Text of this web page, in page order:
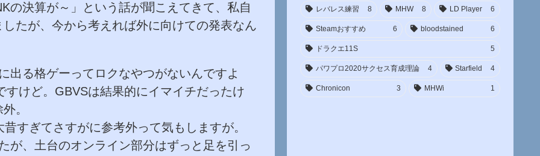
の決算が～」という話が聞こえてきて、私自
たが、今から考えれば外に向けての発表なん
出る格ゲーってロクなやつがないんですよ
けど。GBVSは結果的にイマイチだったけ
。
すぎてさすがに参考外って気もしますが。
が、土台のオンライン部分はずっと足を引っ
レバレス練習 8 MHW 8 LD Player 6
Steamおすすめ 6 bloodstained 6
ドラクエ11S 5
パワプロ2020サクセス育成理論 4 Starfield 4
Chronicon 3 MHWi 1